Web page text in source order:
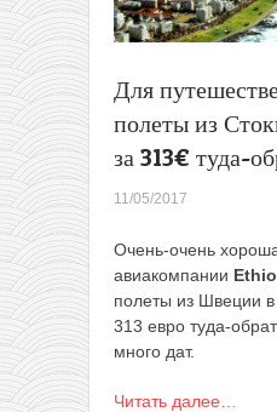
Слоновьей
Кости,
(и
Для
полеты из
за 313€ туда-
11/05/2017
Очень-очень
авиакомпании
полеты из Швеции в
313 евро туда-
много дат.
Читать далее…